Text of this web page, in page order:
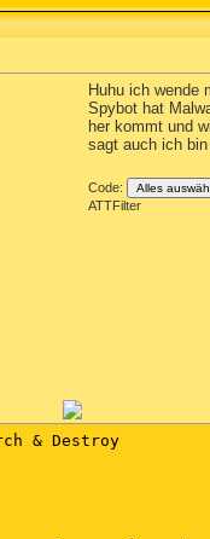
Huhu ich wende
Spybot hat
her kommt und
sagt auch ich
Code: Alles
ATTFilter
& Destroy